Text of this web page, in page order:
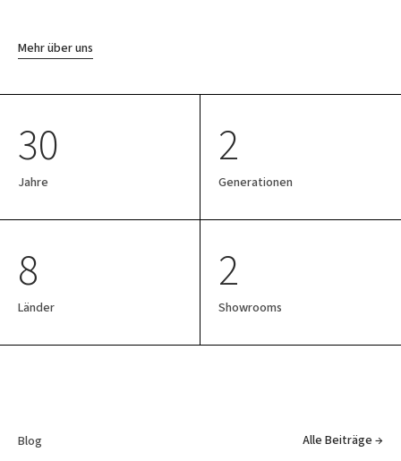
Mehr über uns
30
Jahre
2
Generationen
8
Länder
2
Showrooms
Blog Alle Beiträge →